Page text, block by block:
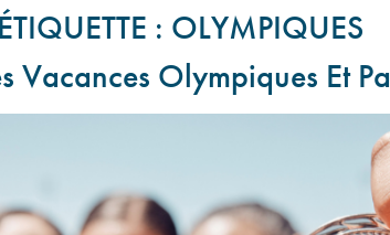
ÉTIQUETTE : OLYMPIQUES
Vacances Olympiques Et